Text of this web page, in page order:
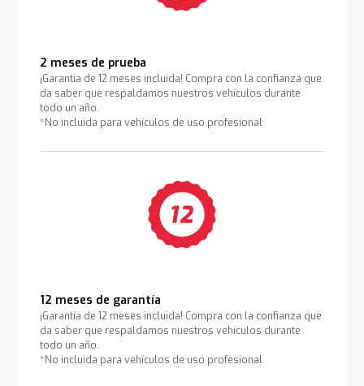
2 meses de prueba
¡Garantía de 12 meses incluida! Compra con la confianza que
da saber que respaldamos nuestros vehículos durante
todo un año.
*No incluida para vehículos de uso profesional
12 meses de garantía
¡Garantía de 12 meses incluida! Compra con la confianza que
da saber que respaldamos nuestros vehículos durante
todo un año.
*No incluida para vehículos de uso profesional